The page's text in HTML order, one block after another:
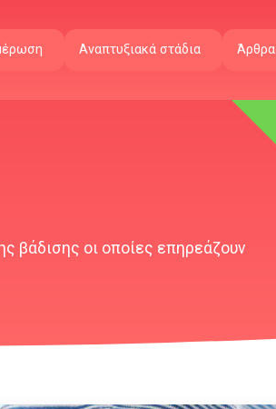
Αναπτυξιακά στάδια Άρθρα
βάδισης οι οποίες επηρεάζουν